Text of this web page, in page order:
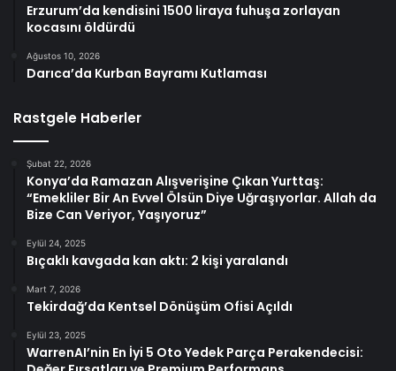
Erzurum’da kendisini 1500 liraya fuhuşa zorlayan
kocasını öldürdü
Ağustos 10, 2026
Darıca’da Kurban Bayramı Kutlaması
Rastgele Haberler
Şubat 22, 2026
Konya’da Ramazan Alışverişine Çıkan Yurttaş:
“Emekliler Bir An Evvel Ölsün Diye Uğraşıyorlar. Allah da
Bize Can Veriyor, Yaşıyoruz”
Eylül 24, 2025
Bıçaklı kavgada kan aktı: 2 kişi yaralandı
Mart 7, 2026
Tekirdağ’da Kentsel Dönüşüm Ofisi Açıldı
Eylül 23, 2025
WarrenAI’nin En İyi 5 Oto Yedek Parça Perakendecisi: